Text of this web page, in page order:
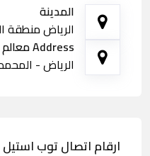
المدينة
الرياض منطقة
Address معالم الطريق
الرياض -
ارقام اتصال توب